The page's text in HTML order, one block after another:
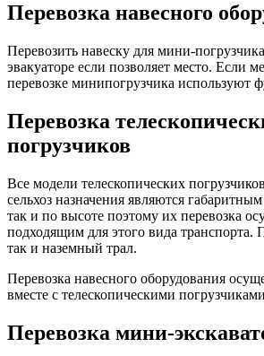
Перевозка навесного
Перевозить навеску для мини-
эвакуаторе если позволяет место. Если
перевозке минипогрузчика используют
Перевозка
погрузчиков
Все модели телескопических
сельхоз назначения являются
так и по высоте поэтому их перевозка
подходящим для этого вида транспорта.
так и наземный трал.
Перевозка навесного оборудования
вместе с телескопическими
Перевозка мини-